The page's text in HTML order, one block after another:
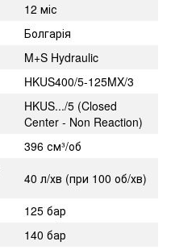
12 міс
Болгарія
M+S Hydraulic
HKUS400/5-125MX/3
HKUS.../5 (Closed
Center - Non Reaction)
396 см³/об
40 л/хв (при 100 об/хв)
125 бар
140 бар